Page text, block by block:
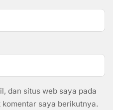
dan situs web saya pada
saya berikutnya.